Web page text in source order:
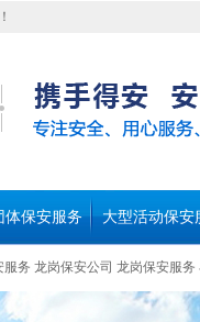
体保安服务 大型活动保安
服务 龙岗保安公司 龙岗保安服务